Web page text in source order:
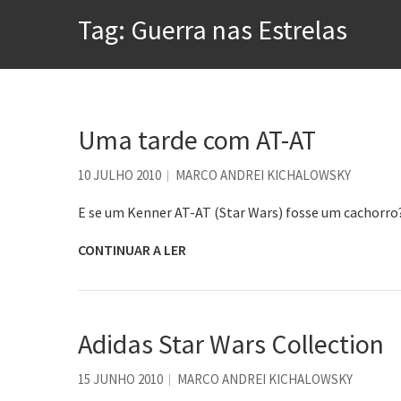
A construção da urbanidade
Aprender a fracassar é o
Esse tal de Rock Gaúcho
Tag: Guerra nas Estrelas
Uma tarde com AT-AT
10 JULHO 2010 MARCO ANDREI KICHALOWSKY
E se um Kenner AT-AT (Star Wars) fosse um
CONTINUAR A LER
Adidas Star Wars Collection
15 JUNHO 2010 MARCO ANDREI KICHALOWSKY